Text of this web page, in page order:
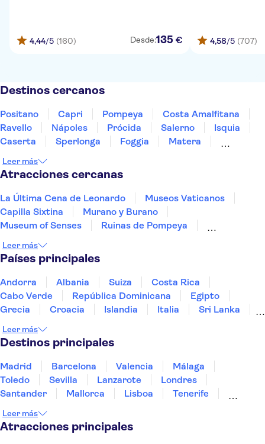
4,44/5 (160) Desde:135 € 4,58/5 (707)
Destinos cercanos
Positano Capri Pompeya
Costa Amalfitana
Ravello
Nápoles Prócida Salerno
Isquia
Caserta
Sperlonga Foggia
Matera
Leer más
Atracciones cercanas
La Última Cena de Leonardo
Museos Vaticanos
Capilla Sixtina
Murano y Burano
Museum of Senses
Ruinas de Pompeya
Basílica de San Pedro
Museo Nacional de la Ciencia y la Tecnología Leonardo da
Coliseo
Museo Leonardo da Vinci en Florencia
Galería Uffizi
Galería de la Academia de Florencia
Museos Reales de Turín
Leer más
Países principales
Andorra Albania Suiza
Costa Rica
Cabo Verde
República Dominicana
Egipto
Grecia
Croacia Islandia Italia
Sri Lanka
Portugal
Tailandia
Leer más
Destinos principales
Madrid Barcelona Valencia
Málaga
Toledo
Sevilla Lanzarote
Londres
Santander
Mallorca Lisboa
Tenerife
Bilbao
Menorca Granada
Leer más
Atracciones principales